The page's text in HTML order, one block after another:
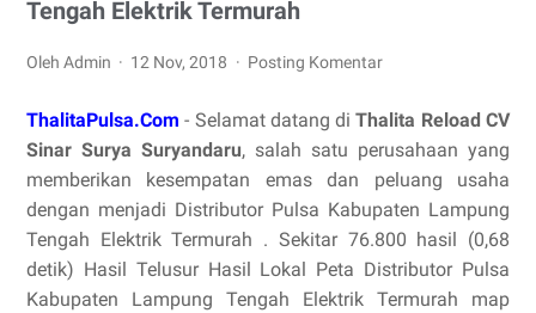
Tengah Elektrik Termurah
Oleh Admin 12 Nov, 2018 Posting Komentar
ThalitaPulsa.Com - Selamat datang diThalita Reload CV
Sinar Surya Suryandaru, salah satu perusahaan yang
memberikan kesempatan emas dan peluang usaha
dengan menjadi Distributor Pulsa Kabupaten Lampung
Tengah Elektrik Termurah . Sekitar 76.800 hasil (0,68
detik) Hasil Telusur Hasil Lokal Peta Distributor Pulsa
Kabupaten Lampung Tengah Elektrik Termurah map